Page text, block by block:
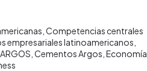
Competencias centrales
empresariales latinoamericanos
Cementos Argos Economía